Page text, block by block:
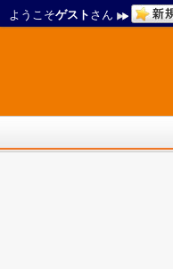
ようこそゲスト さん